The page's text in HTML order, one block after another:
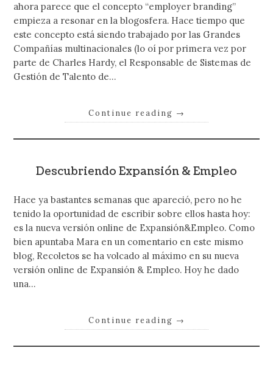
ahora parece que el concepto “employer branding”
empieza a resonar en la blogosfera. Hace tiempo que
este concepto está siendo trabajado por las Grandes
Compañías multinacionales (lo oí por primera vez por
parte de Charles Hardy, el Responsable de Sistemas de
Gestión de Talento de…
Continue reading →
Descubriendo Expansión & Empleo
Hace ya bastantes semanas que apareció, pero no he
tenido la oportunidad de escribir sobre ellos hasta hoy:
es la nueva versión online de Expansión&Empleo. Como
bien apuntaba Mara en un comentario en este mismo
blog, Recoletos se ha volcado al máximo en su nueva
versión online de Expansión & Empleo. Hoy he dado
una…
Continue reading →